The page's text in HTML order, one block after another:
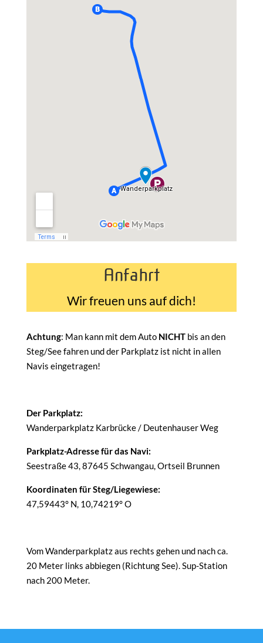
Anfahrt
Wir freuen uns auf dich!
Achtung: Man kann mit dem Auto NICHT bis an den
Steg/See fahren und der Parkplatz ist nicht in allen
Navis eingetragen!
Der Parkplatz:
Wanderparkplatz Karbrücke / Deutenhauser Weg
Parkplatz-Adresse für das Navi:
Seestraße 43, 87645 Schwangau, Ortseil Brunnen
Koordinaten für Steg/Liegewiese:
47,59443° N, 10,74219° O
Vom Wanderparkplatz aus rechts gehen und nach ca.
20 Meter links abbiegen (Richtung See). Sup-Station
nach 200 Meter.